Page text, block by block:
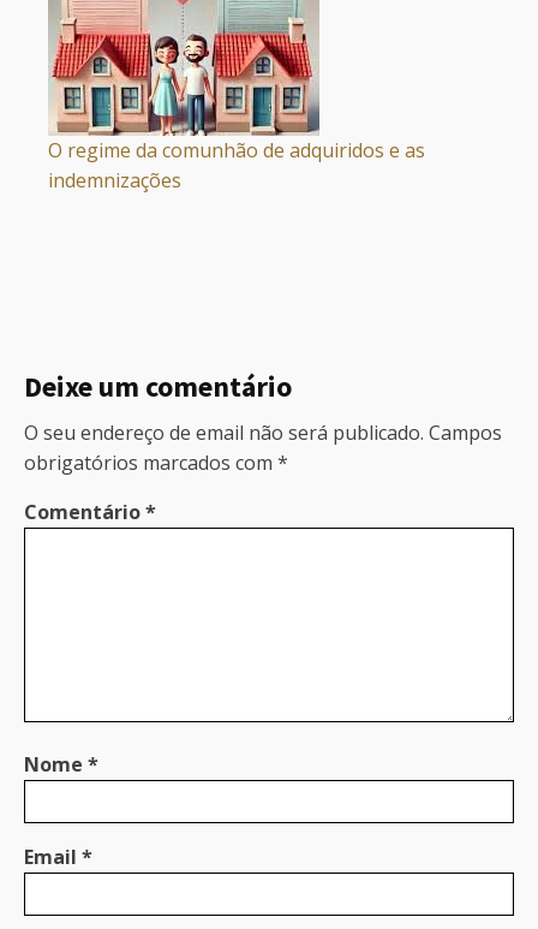
O regime da comunhão de adquiridos e as
indemnizações
Deixe um comentário
O seu endereço de email não será publicado. Campos
obrigatórios marcados com *
Comentário*
Nome *
Email *